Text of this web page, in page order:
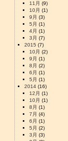
11月 (9)
10月 (1)
9月 (3)
5月 (1)
4月 (1)
3月 (7)
2015 (7)
10月 (2)
9月 (1)
8月 (2)
6月 (1)
5月 (1)
2014 (16)
12月 (1)
10月 (1)
8月 (1)
7月 (4)
6月 (1)
5月 (2)
3月 (3)